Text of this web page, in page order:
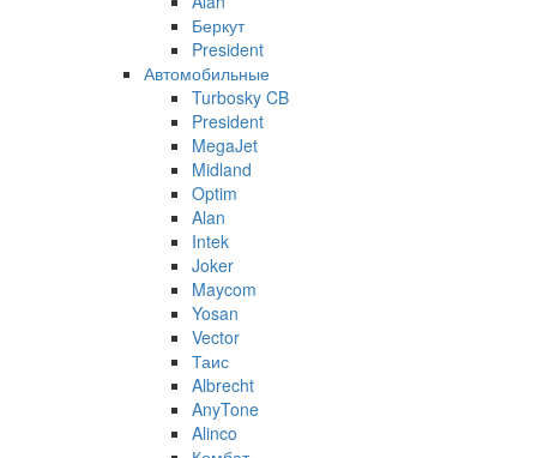
Беркут
President
Автомобильные
Turbosky CB
President
MegaJet
Midland
Optim
Alan
Intek
Joker
Maycom
Yosan
Vector
Таис
Albrecht
AnyTone
Alinco